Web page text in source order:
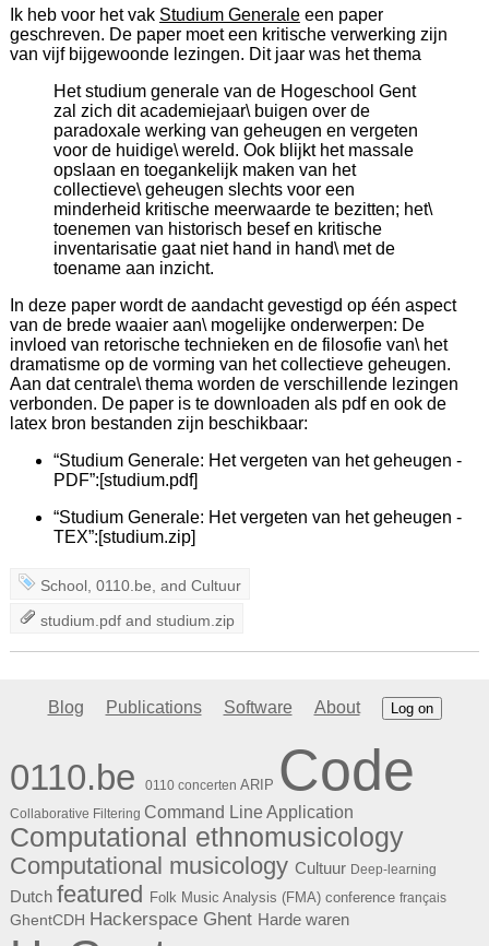
Ik heb voor het vak Studium Generaleeen paper
geschreven. De paper moet een kritische verwerking zijn
van vijf bijgewoonde lezingen. Dit jaar was het thema
Het studium generale van de Hogeschool Gent
zal zich dit academiejaar\ buigen over de
paradoxale werking van geheugen en vergeten
voor de huidige\ wereld. Ook blijkt het massale
opslaan en toegankelijk maken van het
collectieve\ geheugen slechts voor een
minderheid kritische meerwaarde te bezitten; het\
toenemen van historisch besef en kritische
inventarisatie gaat niet hand in hand\ met de
toename aan inzicht.
In deze paper wordt de aandacht gevestigd op één aspect
van de brede waaier aan\ mogelijke onderwerpen: De
invloed van retorische technieken en de filosofie van\ het
dramatisme op de vorming van het collectieve geheugen.
Aan dat centrale\ thema worden de verschillende lezingen
verbonden. De paper is te downloaden als pdf en ook de
latex bron bestanden zijn beschikbaar:
“Studium Generale: Het vergeten van het geheugen -
PDF”:[studium.pdf]
“Studium Generale: Het vergeten van het geheugen -
TEX”:[studium.zip]
School ,0110.be , andCultuur
studium.pdf andstudium.zip
Blog Publications Software About Log on
0110.be 0110 concerten ARIP Code
Collaborative Filtering Command Line Application
Computational ethnomusicology
Computational musicology Cultuur Deep-learning
Dutch featured Folk Music Analysis (FMA) conference français
GhentCDH Hackerspace Ghent Harde waren